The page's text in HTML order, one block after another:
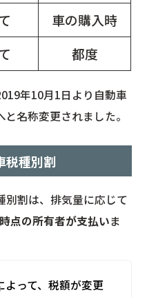
車の購入時
都度
年10月1日より自動車
名称変更されました。
税種別割
別割は、排気量に応じて
点の所有者が支払いま
って、税額が変更